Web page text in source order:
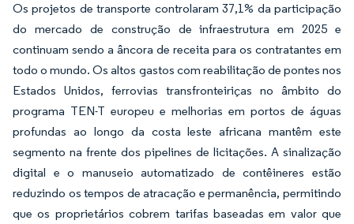
Os projetos de transporte controlaram 37,1% da participação
do mercado de construção de infraestrutura em 2025 e
continuam sendo a âncora de receita para os contratantes em
todo o mundo. Os altos gastos com reabilitação de pontes nos
Estados Unidos, ferrovias transfronteiriças no âmbito do
programa TEN-T europeu e melhorias em portos de águas
profundas ao longo da costa leste africana mantêm este
segmento na frente dos pipelines de licitações. A sinalização
digital e o manuseio automatizado de contêineres estão
reduzindo os tempos de atracação e permanência, permitindo
que os proprietários cobrem tarifas baseadas em valor que